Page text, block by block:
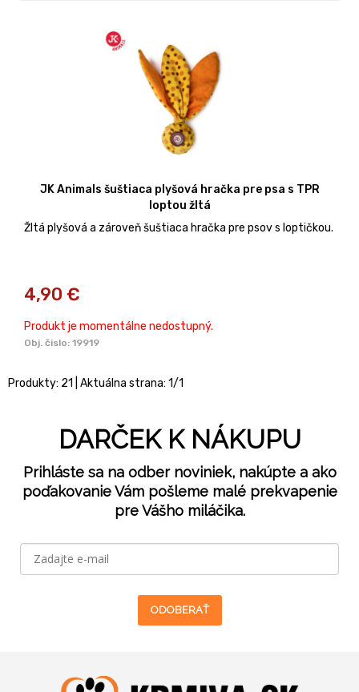
JK Animals šuštiaca plyšová hračka pre psa s TPR
loptou žltá
Žltá plyšová a zároveň šuštiaca hračka pre psov s loptičkou.
4,90 €
Produkt je momentálne nedostupný.
Obj. čislo: 19919
Produkty: 21 | Aktuálna strana: 1/1
DARČEK K NÁKUPU
Prihláste sa na odber noviniek, nakúpte a ako
poďakovanie Vám pošleme malé prekvapenie
pre Vášho miláčika.
ODOBERAŤ